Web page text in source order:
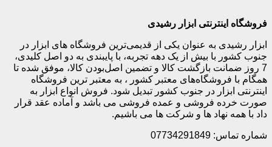
فروشگاه اینترنتی ابزار رشیدی
ابزار رشیدی به عنوان یکی از قدیمی‌ترین فروشگاه های ابزار در
جنوب کشور با بیش از یک دهه تجربه، با پایبندی به دو اصل کلیدی،
7 روز ضمانت بازگشت کالا و تضمین اصل‌بودن کالا، موفق شده تا
همگام با فروشگاه‌های معتبر کشور ، به معتبر ترین فروشگاه
اینترنتی ابزار در جنوب کشور تبدیل شود. فروش انواع ابزار به
صورت خرده فروشی و عمده فروشی می باشد و آماده عقد قرار
داد با همه نهاد ها و شرکت ها می باشیم.
شماره تماس: 07734291849